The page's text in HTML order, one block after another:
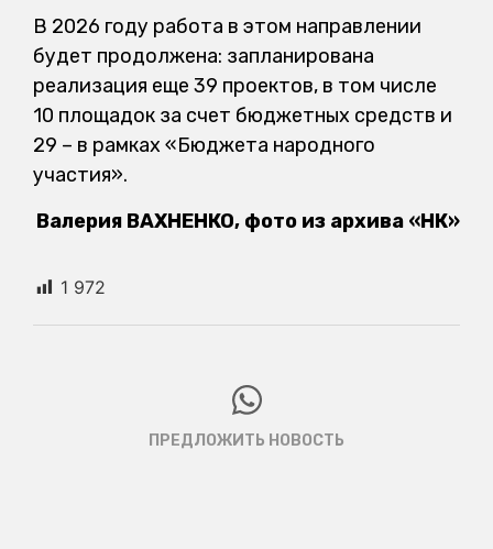
В 2026 году работа в этом направлении
будет продолжена: запланирована
реализация еще 39 проектов, в том числе
10 площадок за счет бюджетных средств и
29 – в рамках «Бюджета народного
участия».
Валерия ВАХНЕНКО, фото из архива «НК»
1 972
ПРЕДЛОЖИТЬ НОВОСТЬ